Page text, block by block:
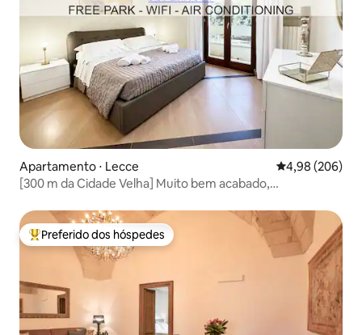
Apartamento ⋅ Lecce 4,98 de uma
4,98 (206)
[300 m da Cidade Velha] Muito bem acabado,
Entre os melhores preferidos dos hóspedes
Preferido dos hóspedes